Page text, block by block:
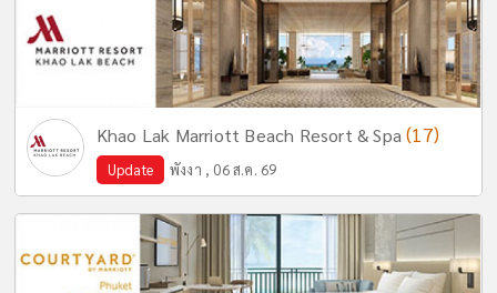
Khao Lak Marriott Beach Resort & Spa(17)
Update พังงา , 06 ส.ค. 69